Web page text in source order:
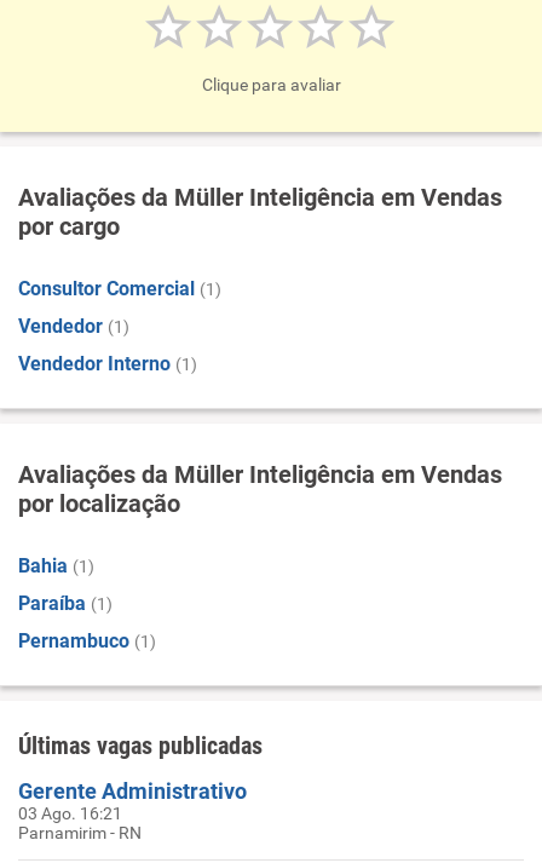
Clique para avaliar
Avaliações da Müller Inteligência em Vendas
por cargo
Consultor Comercial (1)
Vendedor (1)
Vendedor Interno (1)
Avaliações da Müller Inteligência em Vendas
por localização
Bahia (1)
Paraíba (1)
Pernambuco (1)
Últimas vagas publicadas
Gerente Administrativo
03 Ago. 16:21
Parnamirim - RN